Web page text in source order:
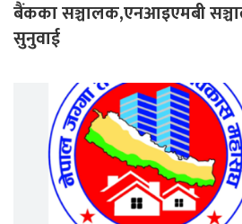
बैंकका सञ्चालक,एनआइएमबी
सुनुवाई